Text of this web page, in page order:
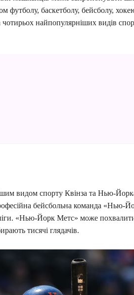
футболу, баскетболу, бейсболу,
найпопулярніших видів
видом спорту Квінза та Нью-
бейсбольна команда «Нью-
ліги. «Нью-Йорк Метс» може
тисячі глядачів.